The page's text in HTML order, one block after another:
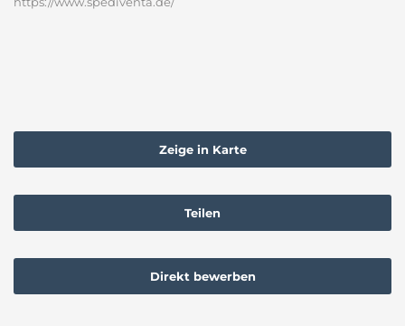
Zeige in Karte
Teilen
Direkt bewerben